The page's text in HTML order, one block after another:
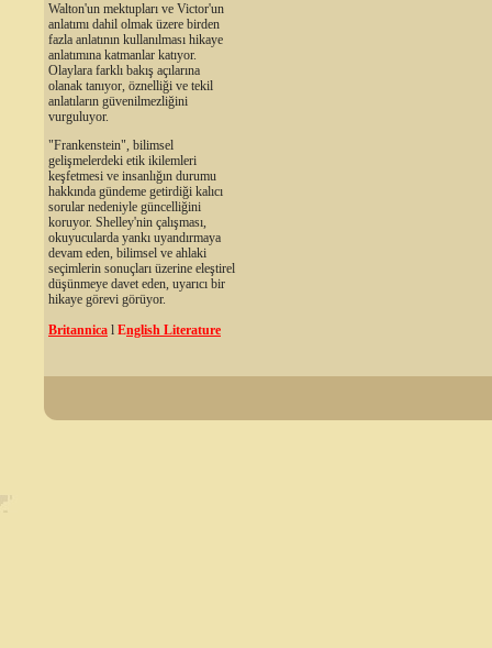
Walton'un mektupları ve Victor'un
anlatımı dahil olmak üzere birden
fazla anlatının kullanılması hikaye
anlatımına katmanlar katıyor.
Olaylara farklı bakış açılarına
olanak tanıyor, öznelliği ve tekil
anlatıların güvenilmezliğini
vurguluyor.
"Frankenstein", bilimsel
gelişmelerdeki etik ikilemleri
keşfetmesi ve insanlığın durumu
hakkında gündeme getirdiği kalıcı
sorular nedeniyle güncelliğini
koruyor. Shelley'nin çalışması,
okuyucularda yankı uyandırmaya
devam eden, bilimsel ve ahlaki
seçimlerin sonuçları üzerine eleştirel
düşünmeye davet eden, uyarıcı bir
hikaye görevi görüyor.
Britannica l English Literature